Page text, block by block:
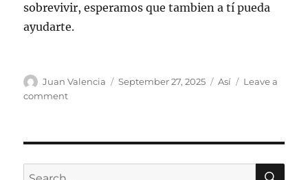
sobrevivir, esperamos que tambien a tí pueda
ayudarte.
Author
Juan Valencia
Posted
September 27, 2025 Categories
Así
Leave a
commenton
Google
Search